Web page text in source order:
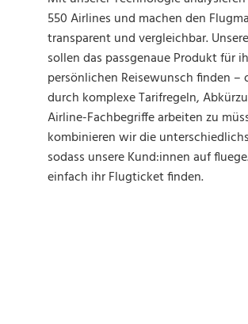
550 Airlines und machen den
transparent und vergleichbar.
sollen das passgenaue Produkt für
persönlichen Reisewunsch finden –
durch komplexe Tarifregeln,
Airline-Fachbegriffe arbeiten zu
kombinieren wir die
sodass unsere Kund:innen auf
einfach ihr Flugticket finden.